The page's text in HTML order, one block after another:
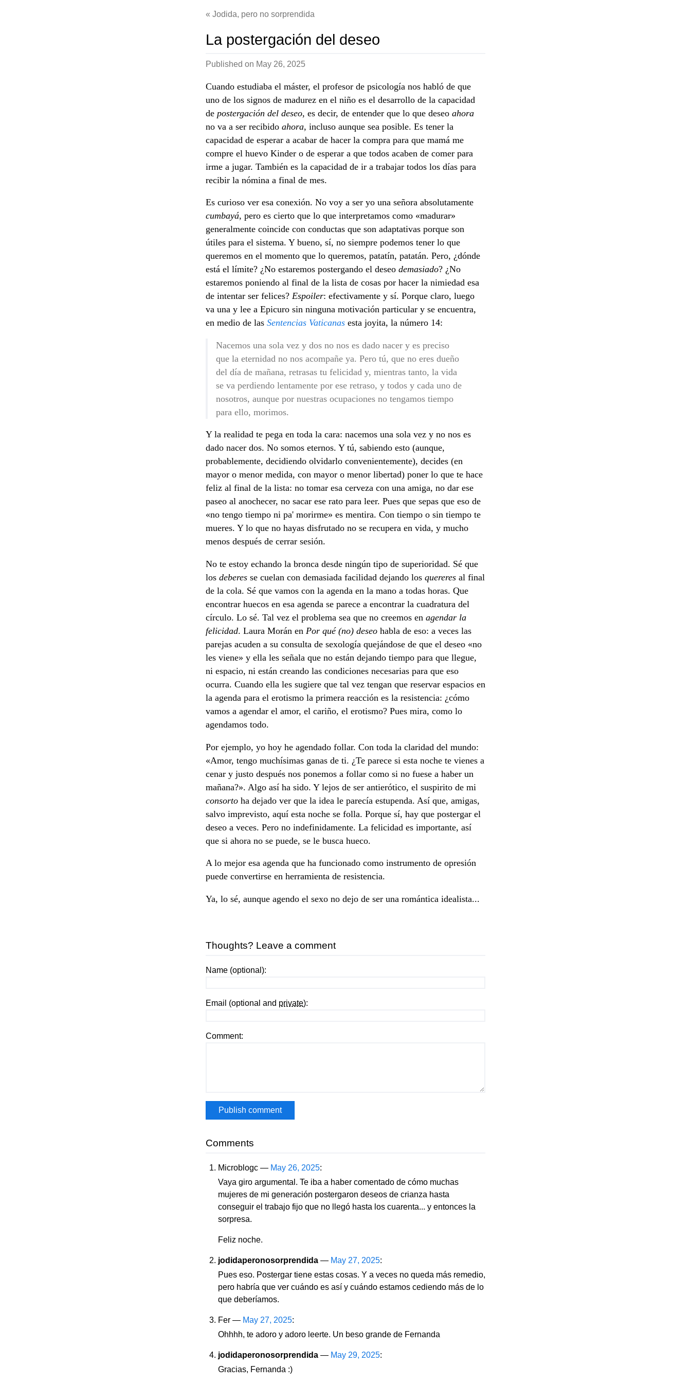
Jodida, pero no sorprendida
La postergación del deseo
Published on May 26, 2025
Cuando estudiaba el máster, el profesor de psicología nos habló de que
uno de los signos de madurez en el niño es el desarrollo de la capacidad
de postergación del deseo, es decir, de entender que lo que deseo ahora
no va a ser recibido ahora, incluso aunque sea posible. Es tener la
capacidad de esperar a acabar de hacer la compra para que mamá me
compre el huevo Kinder o de esperar a que todos acaben de comer para
irme a jugar. También es la capacidad de ir a trabajar todos los días para
recibir la nómina a final de mes.
Es curioso ver esa conexión. No voy a ser yo una señora absolutamente
cumbayá, pero es cierto que lo que interpretamos como «madurar»
generalmente coincide con conductas que son adaptativas porque son
útiles para el sistema. Y bueno, sí, no siempre podemos tener lo que
queremos en el momento que lo queremos, patatín, patatán. Pero, ¿dónde
está el límite? ¿No estaremos postergando el deseo demasiado? ¿No
estaremos poniendo al final de la lista de cosas por hacer la nimiedad esa
de intentar ser felices? Espoiler: efectivamente y sí. Porque claro, luego
va una y lee a Epicuro sin ninguna motivación particular y se encuentra,
en medio de las Sentencias Vaticanas esta joyita, la número 14:
Nacemos una sola vez y dos no nos es dado nacer y es preciso
que la eternidad no nos acompañe ya. Pero tú, que no eres dueño
del día de mañana, retrasas tu felicidad y, mientras tanto, la vida
se va perdiendo lentamente por ese retraso, y todos y cada uno de
nosotros, aunque por nuestras ocupaciones no tengamos tiempo
para ello, morimos.
Y la realidad te pega en toda la cara: nacemos una sola vez y no nos es
dado nacer dos. No somos eternos. Y tú, sabiendo esto (aunque,
probablemente, decidiendo olvidarlo convenientemente), decides (en
mayor o menor medida, con mayor o menor libertad) poner lo que te hace
feliz al final de la lista: no tomar esa cerveza con una amiga, no dar ese
paseo al anochecer, no sacar ese rato para leer. Pues que sepas que eso de
«no tengo tiempo ni pa' morirme» es mentira. Con tiempo o sin tiempo te
mueres. Y lo que no hayas disfrutado no se recupera en vida, y mucho
menos después de cerrar sesión.
No te estoy echando la bronca desde ningún tipo de superioridad. Sé que
los deberes se cuelan con demasiada facilidad dejando los quereres al final
de la cola. Sé que vamos con la agenda en la mano a todas horas. Que
encontrar huecos en esa agenda se parece a encontrar la cuadratura del
círculo. Lo sé. Tal vez el problema sea que no creemos en agendar la
felicidad. Laura Morán en Por qué (no) deseo habla de eso: a veces las
parejas acuden a su consulta de sexología quejándose de que el deseo «no
les viene» y ella les señala que no están dejando tiempo para que llegue,
ni espacio, ni están creando las condiciones necesarias para que eso
ocurra. Cuando ella les sugiere que tal vez tengan que reservar espacios en
la agenda para el erotismo la primera reacción es la resistencia: ¿cómo
vamos a agendar el amor, el cariño, el erotismo? Pues mira, como lo
agendamos todo.
Por ejemplo, yo hoy he agendado follar. Con toda la claridad del mundo:
«Amor, tengo muchísimas ganas de ti. ¿Te parece si esta noche te vienes a
cenar y justo después nos ponemos a follar como si no fuese a haber un
mañana?». Algo así ha sido. Y lejos de ser antierótico, el suspirito de mi
consorto ha dejado ver que la idea le parecía estupenda. Así que, amigas,
salvo imprevisto, aquí esta noche se folla. Porque sí, hay que postergar el
deseo a veces. Pero no indefinidamente. La felicidad es importante, así
que si ahora no se puede, se le busca hueco.
A lo mejor esa agenda que ha funcionado como instrumento de opresión
puede convertirse en herramienta de resistencia.
Ya, lo sé, aunque agendo el sexo no dejo de ser una romántica idealista...
Thoughts? Leave a comment
Name (optional):
Email (optional and private):
Comment:
Comments
Microblogc — May 26, 2025:
Vaya giro argumental. Te iba a haber comentado de cómo muchas
mujeres de mi generación postergaron deseos de crianza hasta
conseguir el trabajo fijo que no llegó hasta los cuarenta... y entonces la
sorpresa.
Feliz noche.
jodidaperonosorprendida — May 27, 2025:
Pues eso. Postergar tiene estas cosas. Y a veces no queda más remedio,
pero habría que ver cuándo es así y cuándo estamos cediendo más de lo
que deberíamos.
Fer — May 27, 2025:
Ohhhh, te adoro y adoro leerte. Un beso grande de Fernanda
jodidaperonosorprendida — May 29, 2025:
Gracias, Fernanda :)